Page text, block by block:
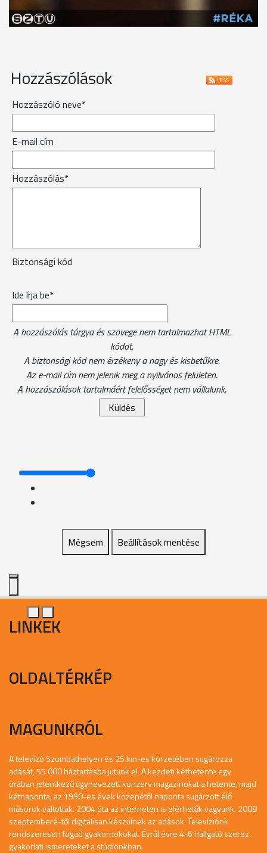
Hozzászólások
Hozzászóló neve*
E-mail cím
Hozzászólás*
Biztonsági kód
Ide írja be*
A hozzászólás tárgya és szövege nem tartalmazhat HTML
kódot.
A biztonsági kód nem érzékeny a nagy és kisbetűkre.
Az e-mail cím nem jelenik meg a nyilvános felületen.
A hozzászólások tartalmáért felelősséget nem vállalunk.
Mégsem Beállítások mentése
LINKEK
OLDALTÉRKÉP
MAGUNKRÓL
A televízó Szombathelyen és 25 km-es körzetében sugározza
adását, 55.000 háztartásba jutunk el. A kezdeti kéthetente egy
órában jelentkező úgynevezett konzerv magazinokat a hetente, majd
kétnaponta, az 1990-es évek közepétől naponta sugárzott élő
műsorok váltották. 2004 óta az interneten is elérhetők vagyunk. 2008
szeptemberé-től digitálisan készülnek az adások. Televíziónk
rendszeresen fogad gyakornokokat. Évről évre 4-6 hallgató szerez
gyakorlati ismereteket a stúdiónkban.